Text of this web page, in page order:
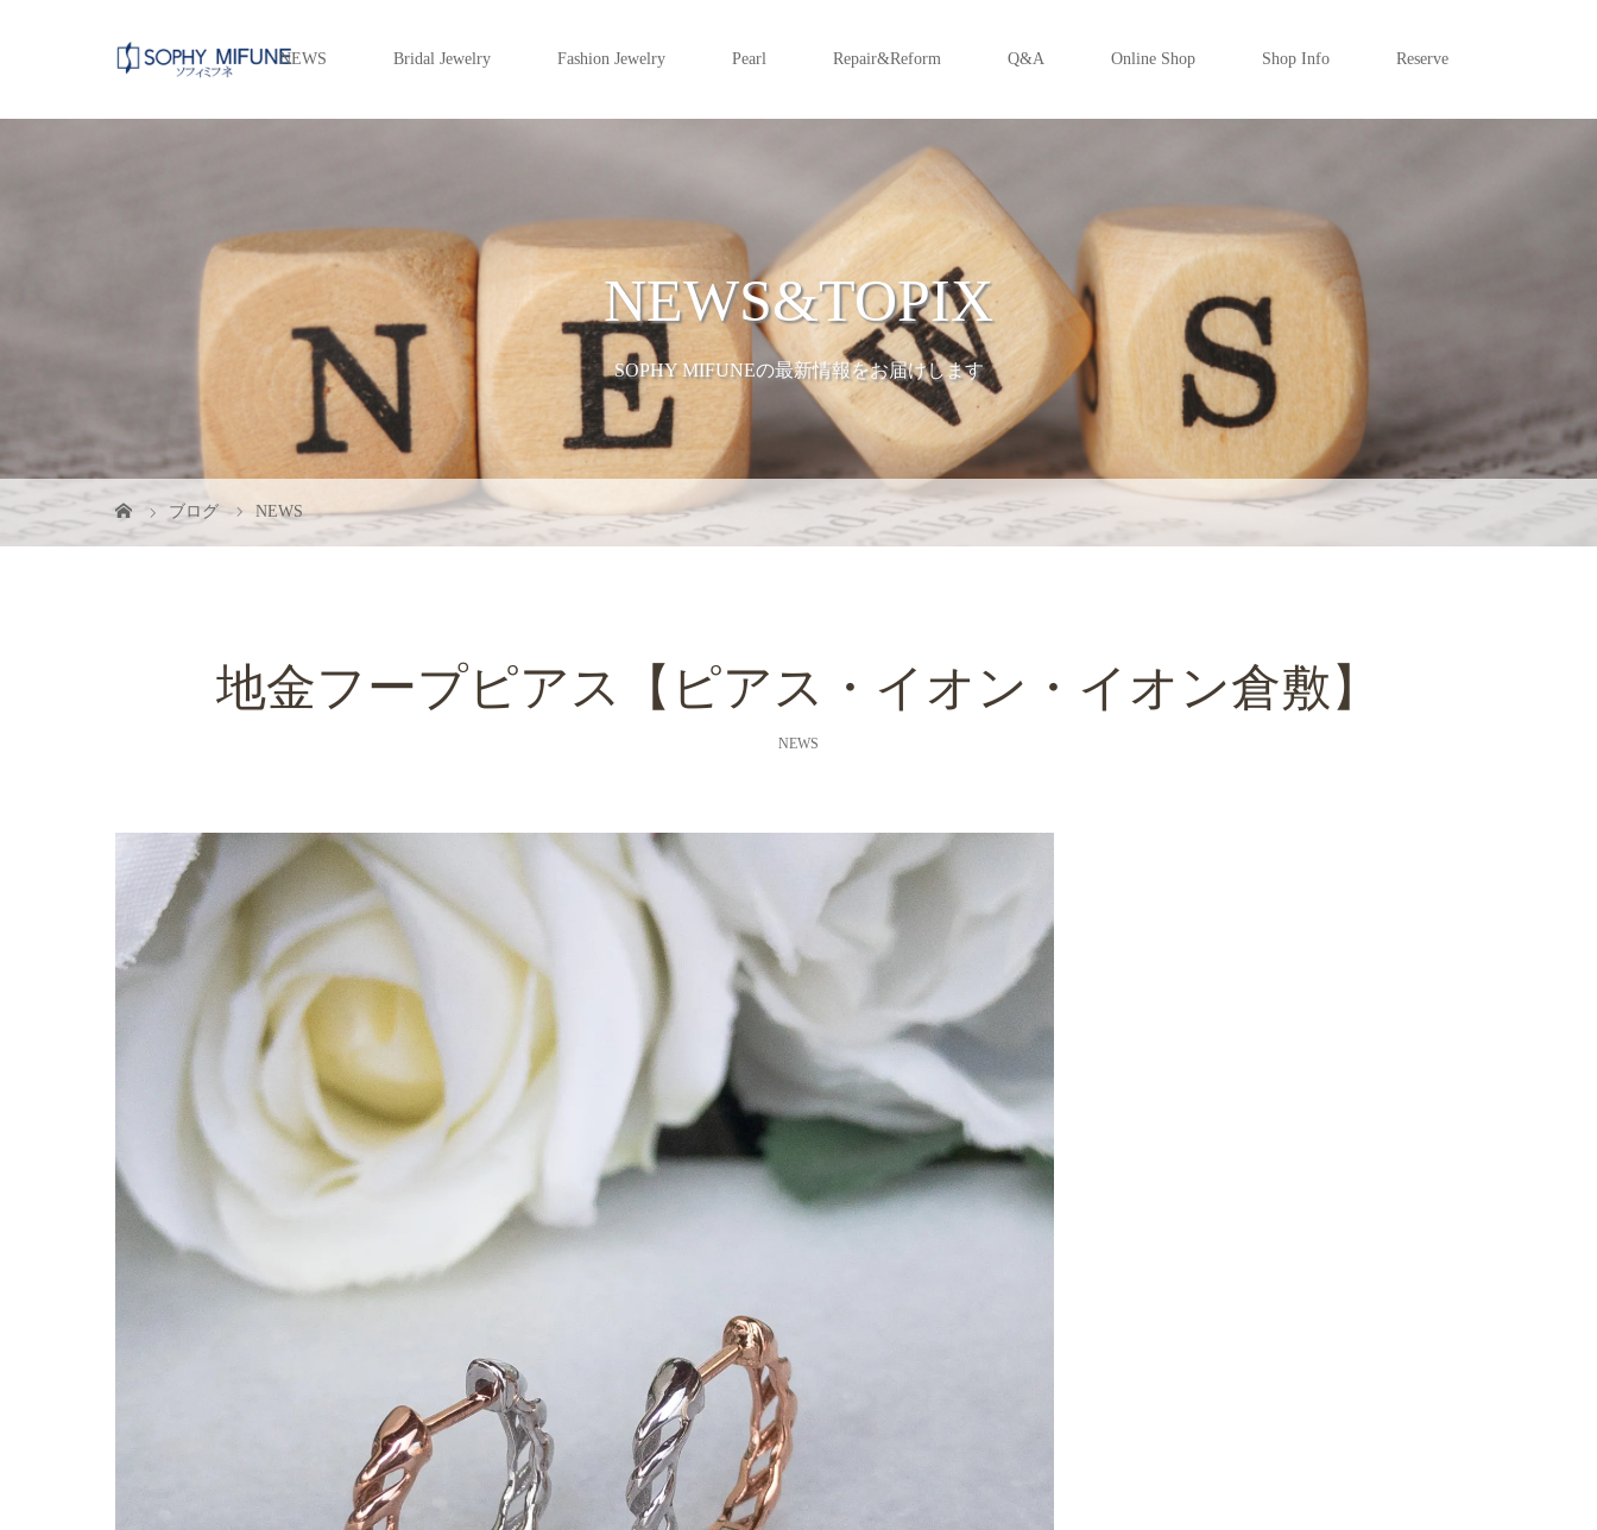
NEWS Bridal Jewelry Fashion Jewelry Pearl Repair&Reform Q&A Online Shop Shop Info Reserve
NEWS&TOPIX
SOPHY MIFUNEの最新情報をお届けします
ブログ NEWS
地金フープピアス【ピアス・イオン・イオン倉敷】
NEWS